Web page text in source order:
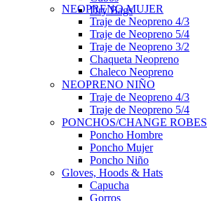
Dry Bags
NEOPRENO MUJER
Traje de Neopreno 4/3
Traje de Neopreno 5/4
Traje de Neopreno 3/2
Chaqueta Neopreno
Chaleco Neopreno
NEOPRENO NIÑO
Traje de Neopreno 4/3
Traje de Neopreno 5/4
PONCHOS/CHANGE ROBES
Poncho Hombre
Poncho Mujer
Poncho Niño
Gloves, Hoods & Hats
Capucha
Gorros